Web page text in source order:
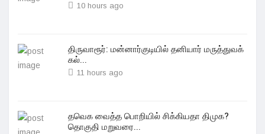
10 hours ago
திருவாரூர்: மன்னார்குடியில் தனியார் மருத்துவக்
கல்...
11 hours ago
தவெக வைத்த பொறியில் சிக்கியதா திமுக?
தொகுதி மறுவரை...